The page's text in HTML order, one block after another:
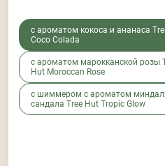
с ароматом кокоса и ананаса
Coco Colada
с ароматом марокканской розы
Hut Moroccan Rose
с шиммером с ароматом
сандала Tree Hut Tropic Glow